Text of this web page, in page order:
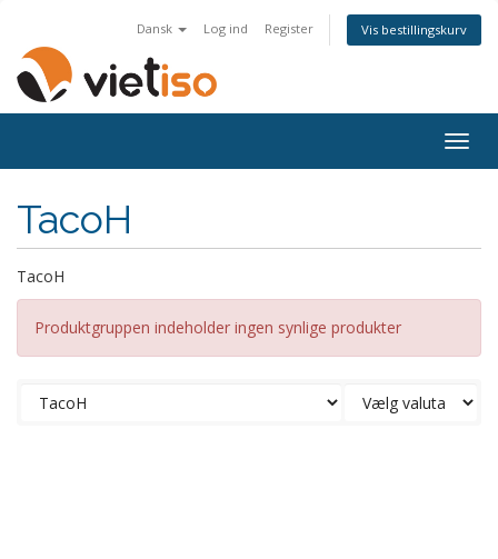
Dansk Log ind Register Vis bestillingskurv
TacoH
TacoH
Produktgruppen indeholder ingen synlige produkter